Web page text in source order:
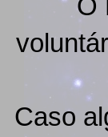
Caso